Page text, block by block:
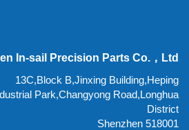
In-sail Precision Parts Co.，Ltd
13C,Block B,Jinxing Building,Heping
Park,Changyong Road,Longhua
District
518001 Shenzhen